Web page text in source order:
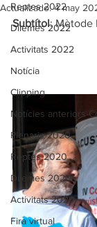
Reptes 2022
Dilemes 2022
Activitats 2022
Notícia
Clipping
Notícies anteriors
Plenaris 2020
Reptes 2020
Dilemes 2020
Activitats 2020
Fira virtual
Actualizado:4 may
Subtítol: Mètode